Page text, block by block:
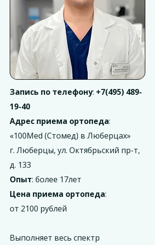
Запись по телефону: +7(495) 489-
19-40
Адрес приема ортопеда:
«100Med (Стомед) в Люберцах»
г. Люберцы, ул. Октябрьский пр-т,
д. 133
Опыт: более 17лет
Цена приема ортопеда:
от 2100 рублей
Выполняет весь спектр